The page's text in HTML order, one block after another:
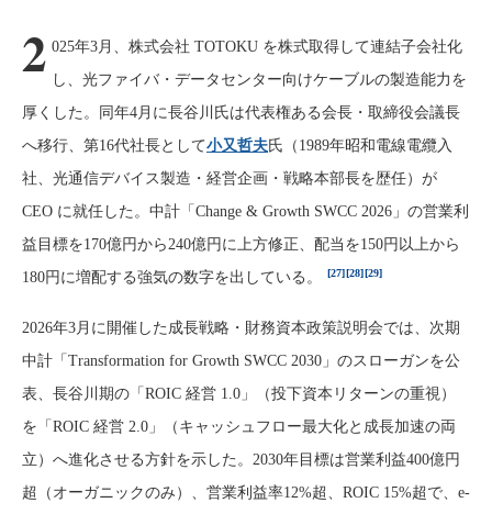
2 025年3月、株式会社 TOTOKU を株式取得して連結子会社化
し、光ファイバ・データセンター向けケーブルの製造能力を
厚くした。同年4月に長谷川氏は代表権ある会長・取締役会議長
へ移行、第16代社長として小又哲夫氏（1989年昭和電線電纜入
社、光通信デバイス製造・経営企画・戦略本部長を歴任）が
CEO に就任した。中計「Change & Growth SWCC 2026」の営業利
益目標を170億円から240億円に上方修正、配当を150円以上から
180円に増配する強気の数字を出している。
[27][28][29]
2026年3月に開催した成長戦略・財務資本政策説明会では、次期
中計「Transformation for Growth SWCC 2030」のスローガンを公
表、長谷川期の「ROIC 経営 1.0」（投下資本リターンの重視）
を「ROIC 経営 2.0」（キャッシュフロー最大化と成長加速の両
立）へ進化させる方針を示した。2030年目標は営業利益400億円
超（オーガニックのみ）、営業利益率12%超、ROIC 15%超で、e-